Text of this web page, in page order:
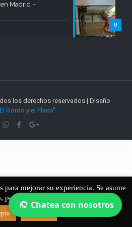
0
Madrid –
los derechos reservados | Diseño
Gordo y el Flaco"
mejorar su experiencia. Se asume
pero si no es así puede dejar el sitio.
Chatea con nosotros